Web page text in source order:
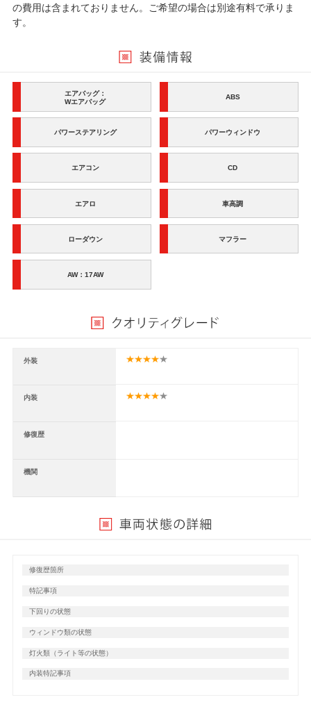
の費用は含まれておりません。ご希望の場合は別途有料で承りま
す。
エアバッグ：
Wエアバッグ
ABS
パワーステアリング パワーウィンドウ
エアコン CD
エアロ 車高調
ローダウン マフラー
AW：17AW
外装
内装
修復歴
機関
修復歴箇所
特記事項
下回りの状態
ウィンドウ類の状態
灯火類（ライト等の状態）
内装特記事項